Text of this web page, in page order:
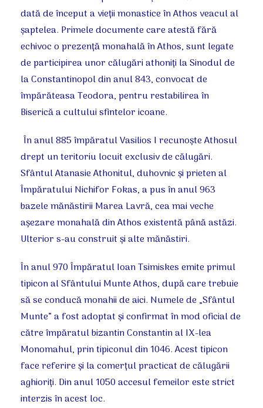
dată de început a vieţii monastice în Athos veacul al
şaptelea. Primele documente care atestă fără
echivoc o prezenţă monahală în Athos, sunt legate
de participirea unor călugări athoniţi la Sinodul de
la Constantinopol din anul 843, convocat de
împărăteasa Teodora, pentru restabilirea în
Biserică a cultului sfintelor icoane.
În anul 885 împăratul Vasilios I recunoşte Athosul
drept un teritoriu locuit exclusiv de călugări.
Sfântul Atanasie Athonitul, duhovnic şi prieten al
Împăratului Nichifor Fokas, a pus în anul 963
bazele mănăstirii Marea Lavră, cea mai veche
aşezare monahală din Athos existentă până astăzi.
Ulterior s-au construit şi alte mănăstiri.
În anul 970 Împăratul Ioan Tsimiskes emite primul
tipicon al Sfântului Munte Athos, după care trebuie
să se conducă monahii de aici. Numele de „Sfântul
Munte” a fost adoptat şi confirmat în mod oficial de
către împăratul bizantin Constantin al IX-lea
Monomahul, prin tipiconul din 1046. Acest tipicon
face referire şi la comerţul practicat de călugării
aghioriţi. Din anul 1050 accesul femeilor este strict
interzis în acest loc.